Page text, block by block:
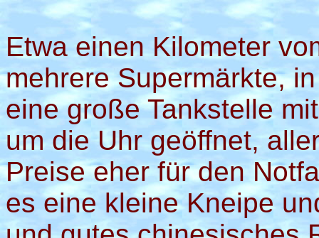
Etwa einen Kilometer
mehrere Supermärkte,
eine große Tankstelle
um die Uhr geöffnet,
Preise eher für den
es eine kleine Kneipe